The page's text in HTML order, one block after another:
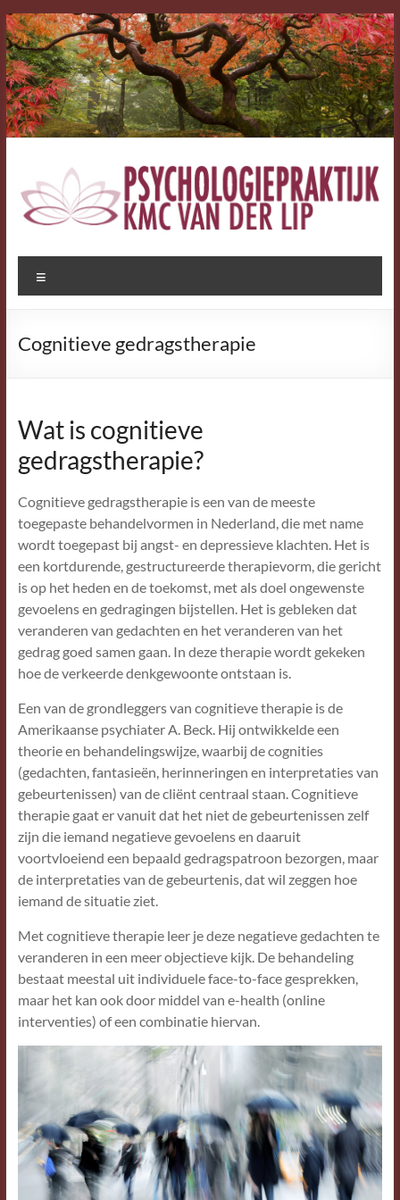
Ga
naar
de
inhoud
Psychologiepraktijk
K.M.C.
van
der
Cognitieve gedragstherapie
Wat is cognitieve
gedragstherapie?
Cognitieve gedragstherapie is een van de meeste
toegepaste behandelvormen in Nederland, die met name
wordt toegepast bij angst- en depressieve klachten. Het is
een kortdurende, gestructureerde therapievorm, die gericht
is op het heden en de toekomst, met als doel ongewenste
gevoelens en gedragingen bijstellen. Het is gebleken dat
veranderen van gedachten en het veranderen van het
gedrag goed samen gaan. In deze therapie wordt gekeken
hoe de verkeerde denkgewoonte ontstaan is.
Een van de grondleggers van cognitieve therapie is de
Amerikaanse psychiater A. Beck. Hij ontwikkelde een
theorie en behandelingswijze, waarbij de cognities
(gedachten, fantasieën, herinneringen en interpretaties van
gebeurtenissen) van de cliënt centraal staan. Cognitieve
therapie gaat er vanuit dat het niet de gebeurtenissen zelf
zijn die iemand negatieve gevoelens en daaruit
voortvloeiend een bepaald gedragspatroon bezorgen, maar
de interpretaties van de gebeurtenis, dat wil zeggen hoe
iemand de situatie ziet.
Met cognitieve therapie leer je deze negatieve gedachten te
veranderen in een meer objectieve kijk. De behandeling
bestaat meestal uit individuele face-to-face gesprekken,
maar het kan ook door middel van e-health (online
interventies) of een combinatie hiervan.